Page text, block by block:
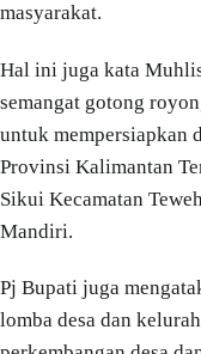
masyarakat.
Hal ini juga kata
semangat gotong
untuk mempersiapkan
Provinsi Kalimantan
Sikui Kecamatan
Mandiri.
Pj Bupati juga
lomba desa dan